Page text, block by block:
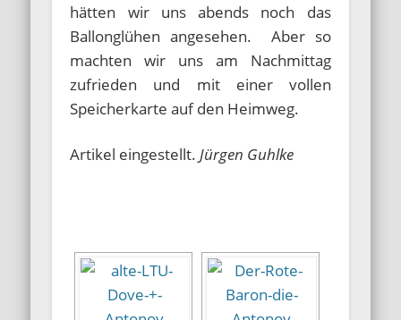
hätten wir uns abends noch das
Ballonglühen angesehen. Aber so
machten wir uns am Nachmittag
zufrieden und mit einer vollen
Speicherkarte auf den Heimweg.
Artikel eingestellt.Jürgen Guhlke